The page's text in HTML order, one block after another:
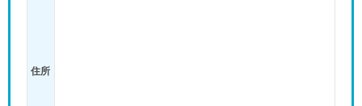
住所